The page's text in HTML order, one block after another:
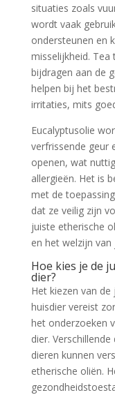
situaties zoals
wordt vaak
ondersteunen en
misselijkheid. Tea
bijdragen aan de
helpen bij het
irritaties, mits
Eucalyptusolie
verfrissende geur
openen, wat
allergieën. Het is
met de
dat ze veilig zijn
juiste etherische
en het welzijn
Hoe kies je de
dier?
Het kiezen van
huisdier vereist
het onderzoeken
dier.
dieren kunnen
etherische oliën.